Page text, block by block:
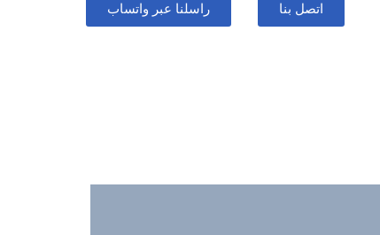
اتصل بنا راسلنا عبر واتساب